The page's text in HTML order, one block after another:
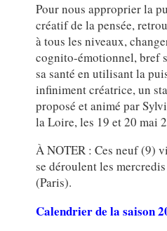
Pour nous approprier la
créatif de la pensée,
à tous les niveaux,
cognito-émotionnel, bref
sa santé en utilisant la
infiniment créatrice, un
proposé et animé par
la Loire, les 19 et 20 mai
À NOTER : Ces neuf (9)
se déroulent les
(Paris).
Calendrier de la saison